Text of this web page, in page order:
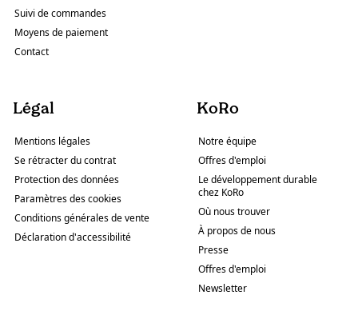
Suivi de commandes
Moyens de paiement
Contact
Légal
Mentions légales
Se rétracter du contrat
Protection des données
Paramètres des cookies
Conditions générales de vente
Déclaration d'accessibilité
KoRo
Notre équipe
Offres d'emploi
Le développement durable
chez KoRo
Où nous trouver
À propos de nous
Presse
Offres d'emploi
Newsletter